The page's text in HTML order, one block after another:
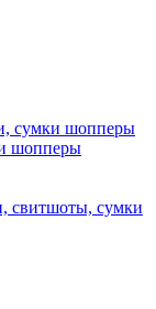
сумки шопперы
шопперы
свитшоты, сумки